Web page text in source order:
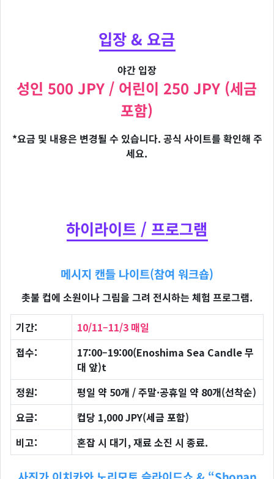
입장 & 요금
야간 입장
성인 500 JPY / 어린이 250 JPY (세금
포함)
*요금 및 내용은 변경될 수 있습니다. 공식 사이트를 확인해 주
세요.
하이라이트 / 프로그램
메시지 캔들 나이트(참여 워크숍)
촛불 컵에 소원이나 그림을 그려 전시하는 체험 프로그램.
기간:
10/11–11/3 매일
접수:
17:00–19:00(Enoshima Sea Candle 무
대 앞)t
정원:
평일 약 50개 / 주말·공휴일 약 80개(선착순)
요금:
컵당 1,000 JPY(세금 포함)
비고:
혼잡 시 대기, 재료 소진 시 종료.